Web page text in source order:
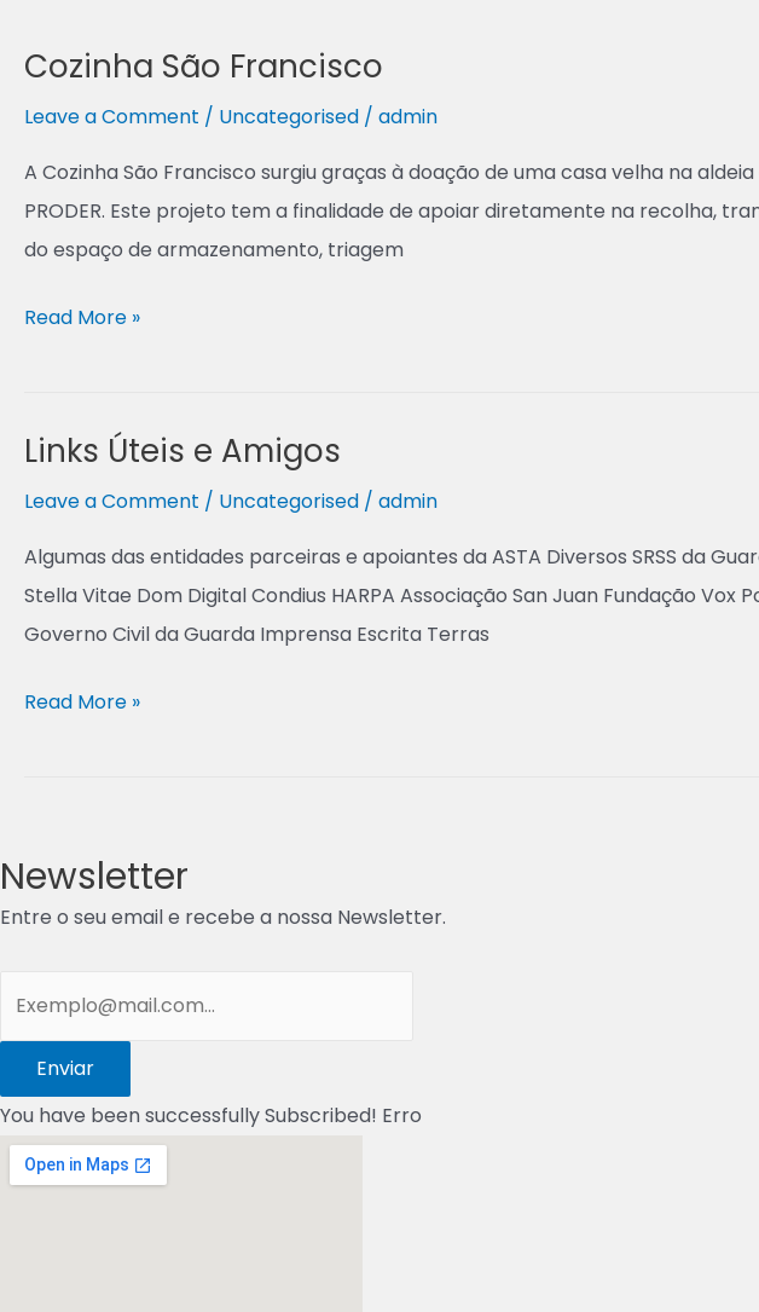
Cozinha São Francisco
Leave a Comment / Uncategorised / admin
A Cozinha São Francisco surgiu graças à doação de uma casa velha na
PRODER. Este projeto tem a finalidade de apoiar diretamente na recolha,
do espaço de armazenamento, triagem
Francisco
Read More »
Links Úteis e Amigos
Leave a Comment / Uncategorised / admin
Algumas das entidades parceiras e apoiantes da ASTA Diversos SRSS da
Stella Vitae Dom Digital Condius HARPA Associação San Juan Fundação
Governo Civil da Guarda Imprensa Escrita Terras
Links
Amigos
Read More »
Newsletter
Entre o seu email e recebe a nossa Newsletter.
Enviar
You have been successfully Subscribed! Erro